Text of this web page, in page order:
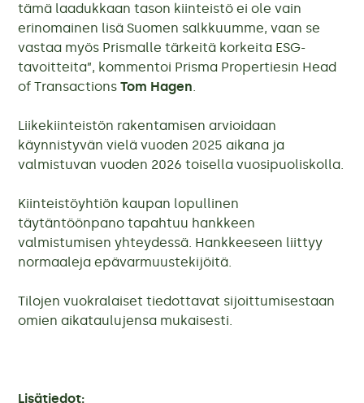
tämä laadukkaan tason kiinteistö ei ole vain
erinomainen lisä Suomen salkkuumme, vaan se
vastaa myös Prismalle tärkeitä korkeita ESG-
tavoitteita”, kommentoi Prisma Propertiesin Head
of Transactions Tom Hagen.
Liikekiinteistön rakentamisen arvioidaan
käynnistyvän vielä vuoden 2025 aikana ja
valmistuvan vuoden 2026 toisella vuosipuoliskolla.
Kiinteistöyhtiön kaupan lopullinen
täytäntöönpano tapahtuu hankkeen
valmistumisen yhteydessä. Hankkeeseen liittyy
normaaleja epävarmuustekijöitä.
Tilojen vuokralaiset tiedottavat sijoittumisestaan
omien aikataulujensa mukaisesti.
Lisätiedot: